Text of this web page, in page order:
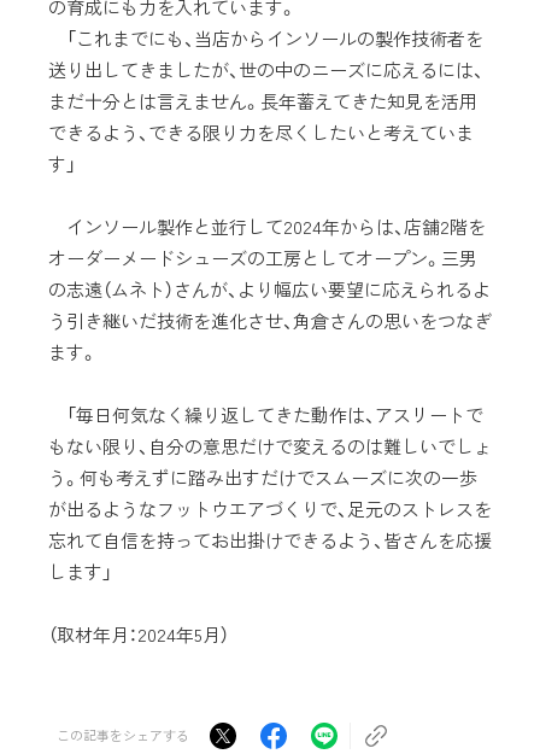
の育成にも力を入れています。
「これまでにも、当店からインソールの製作技術者を
送り出してきましたが、世の中のニーズに応えるには、
まだ十分とは言えません。長年蓄えてきた知見を活用
できるよう、できる限り力を尽くしたいと考えていま
す」
インソール製作と並行して2024年からは、店舗2階を
オーダーメードシューズの工房としてオープン。三男
の志遠（ムネト）さんが、より幅広い要望に応えられるよ
う引き継いだ技術を進化させ、角倉さんの思いをつなぎ
ます。
「毎日何気なく繰り返してきた動作は、アスリートで
もない限り、自分の意思だけで変えるのは難しいでしょ
う。何も考えずに踏み出すだけでスムーズに次の一歩
が出るようなフットウエアづくりで、足元のストレスを
忘れて自信を持ってお出掛けできるよう、皆さんを応援
します」
（取材年月：2024年5月）
この記事をシェアする